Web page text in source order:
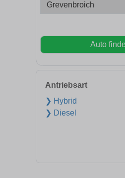
Auto
Antriebsart
❯ Hybrid
❯ Diesel